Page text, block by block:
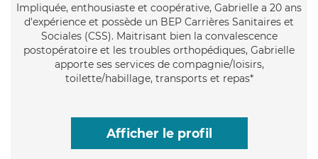
Impliquée, enthousiaste et coopérative, Gabrielle a 20 ans
d'expérience et possède un BEP Carrières Sanitaires et
Sociales (CSS). Maitrisant bien la convalescence
postopératoire et les troubles orthopédiques, Gabrielle
apporte ses services de compagnie/loisirs,
toilette/habillage, transports et repas*
Afficher le profil